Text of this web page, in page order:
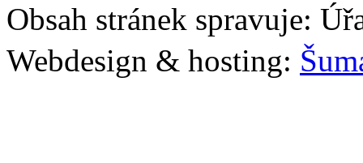
Obsah stránek spravuje:
Webdesign & hosting: